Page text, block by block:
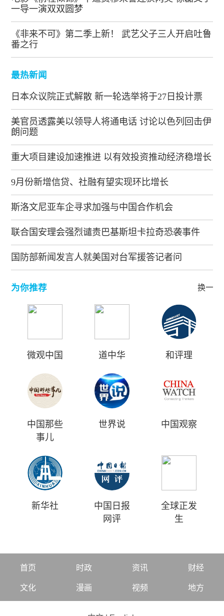
一导一演双双圆梦
《非来不可》第二季上新！ 武艺父子三人开启吐鲁
番之行
最热新闻
日本众议院正式解散 新一轮选举将于27日投计票
美官员透露美以领导人将通电话 讨论以色列回击伊
朗问题
重大项目建设加速推进 以有效投资推动经济稳增长
9月份新增信贷、社融有望实现环比增长
斯洛文尼亚车企寻求加强与中国合作机会
联合国安理会强烈谴责巴基斯坦卡拉奇恐袭事件
国防部新闻发言人就美国对台军援答记者问
为你推荐 换一批
微观中国 道中华 和评理
中国那些
事儿
世界说 中国观察
新华社
中国日报
网评
全球正发
生
首页 时政 资讯 财经
文化 漫画 视频 地方